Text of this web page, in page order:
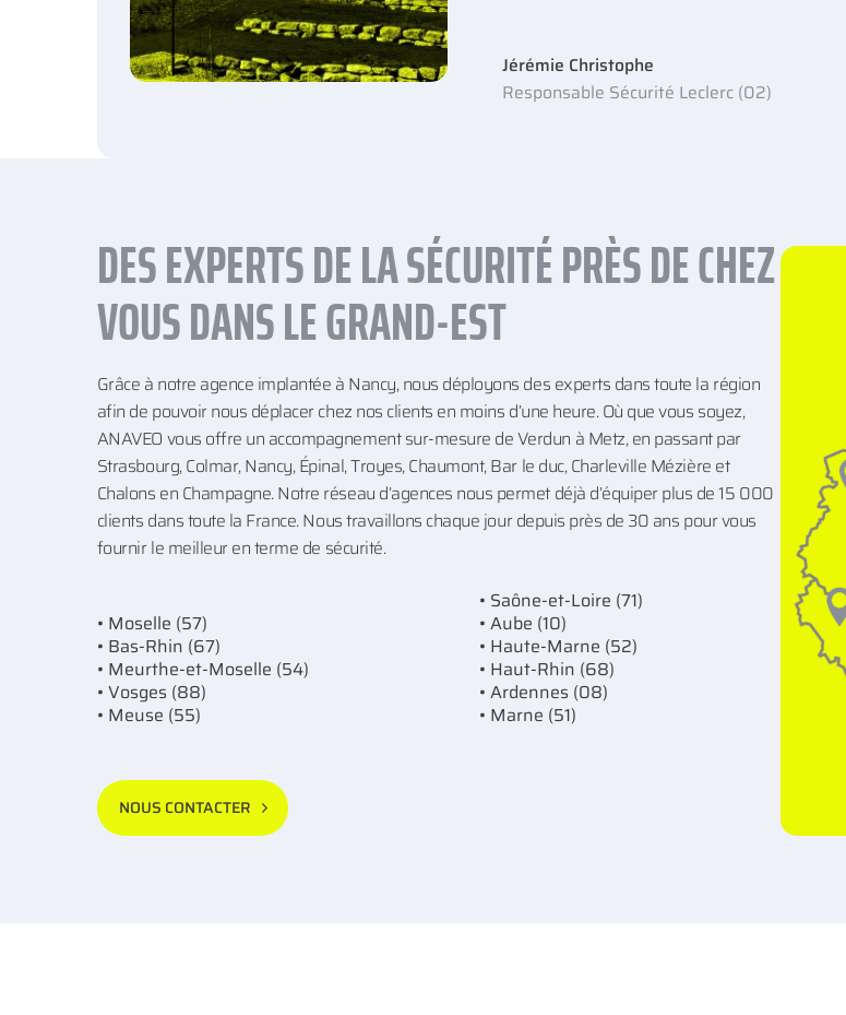
Jérémie Christophe
Responsable Sécurité Leclerc (02)
DES EXPERTS DE LA SÉCURITÉ PRÈS DE CHEZ
VOUS DANS LE GRAND-EST
Grâce à notre agence implantée à Nancy, nous déployons des experts dans toute la région
afin de pouvoir nous déplacer chez nos clients en moins d’une heure. Où que vous soyez,
ANAVEO vous offre un accompagnement sur-mesure de Verdun à Metz, en passant par
Strasbourg, Colmar, Nancy, Épinal, Troyes, Chaumont, Bar le duc, Charleville Mézière et
Chalons en Champagne. Notre réseau d’agences nous permet déjà d’équiper plus de 15 000
clients dans toute la France. Nous travaillons chaque jour depuis près de 30 ans pour vous
fournir le meilleur en terme de sécurité.
• Moselle (57)
• Bas-Rhin (67)
• Meurthe-et-Moselle (54)
• Vosges (88)
• Meuse (55)
• Saône-et-Loire (71)
• Aube (10)
• Haute-Marne (52)
• Haut-Rhin (68)
• Ardennes (08)
• Marne (51)
NOUS CONTACTER